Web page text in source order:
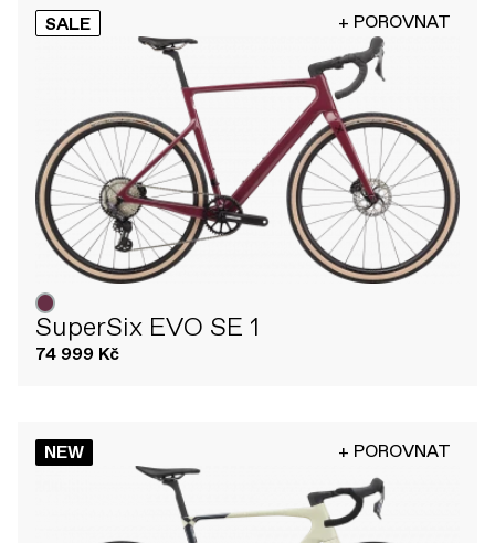
SALE + POROVNAT
SuperSix EVO SE 1
74 999 Kč
NEW + POROVNAT